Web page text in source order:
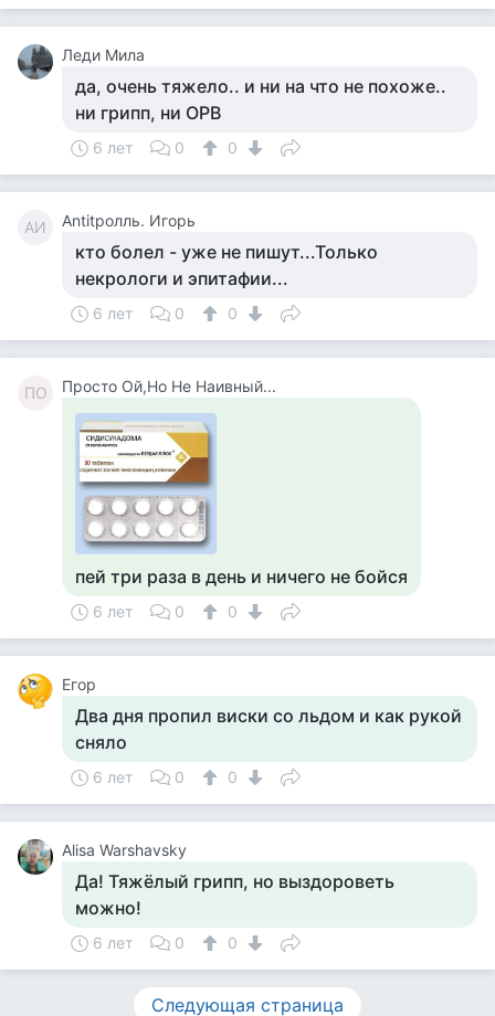
Леди Мила
да, очень тяжело.. и ни на что не похоже..
ни грипп, ни ОРВ
6 лет 0 0
AИ Antitролль. Игорь
кто болел - уже не пишут...Только
некрологи и эпитафии...
6 лет 0 0
ПО Просто Ой,Но Не Наивный...
пей три раза в день и ничего не бойся
6 лет 0 0
Егор
Два дня пропил виски со льдом и как рукой
сняло
6 лет 0 0
Alisa Warshavsky
Да! Тяжёлый грипп, но выздороветь
можно!
6 лет 0 0
Следующая страница